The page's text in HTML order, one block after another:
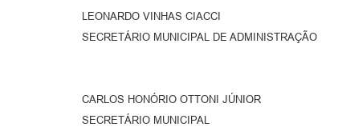
LEONARDO VINHAS CIACCI
SECRETÁRIO MUNICIPAL DE ADMINISTRAÇÃO
CARLOS HONÓRIO OTTONI JÚNIOR
SECRETÁRIO MUNICIPAL